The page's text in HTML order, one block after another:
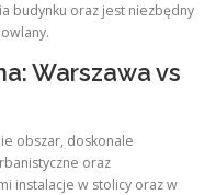
budynku oraz jest niezbędny
Warszawa vs
obszar, doskonale
oraz
instalacje w stolicy oraz w